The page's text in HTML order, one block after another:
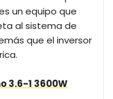
un equipo que
al sistema de
que el inversor
3.6-1 3600W